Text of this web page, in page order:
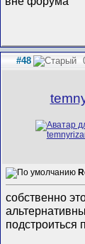
#48
собственно
подстроиться